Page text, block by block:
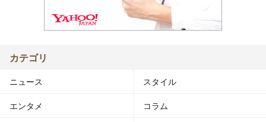
カテゴリ
ニュース スタイル
エンタメ コラム